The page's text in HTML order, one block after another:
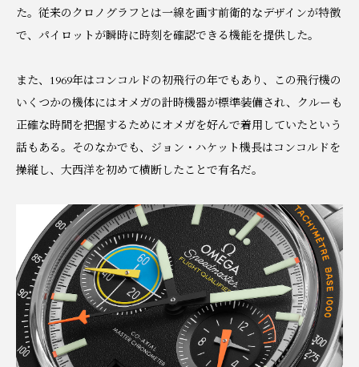
た。従来のクロノグラフとは一線を画す前衛的なデザインが特徴
で、パイロットが瞬時に時刻を確認できる機能を提供した。
また、1969年はコンコルドの初飛行の年でもあり、この飛行機の
いくつかの機体にはオメガの計時機器が標準装備され、クルーも
正確な時間を把握するためにオメガを好んで着用していたという
話もある。そのなかでも、ジョン・ハケット機長はコンコルドを
操縦し、大西洋を初めて横断したことで有名だ。